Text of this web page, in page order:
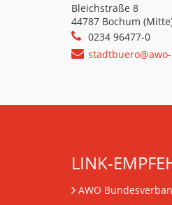
Bleichstraße 8
44787 Bochum
0234 96477-0
LINK-
AWO